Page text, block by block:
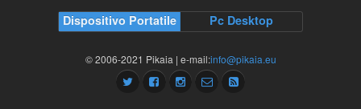
Dispositivo Portatile Pc Desktop
© 2006-2021 Pikaia | e-mail:info@pikaia.eu